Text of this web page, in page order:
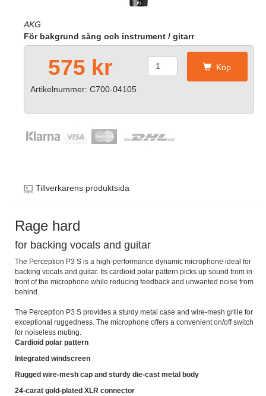
AKG
För bakgrund sång och instrument / gitarr
575 kr Köp
Artikelnummer: C700-04105
Tillverkarens produktsida
Rage hard
for backing vocals and guitar
The Perception P3 S is a high-performance dynamic microphone ideal for
backing vocals and guitar. Its cardioid polar pattern picks up sound from in
front of the microphone while reducing feedback and unwanted noise from
behind.
The Perception P3 S provides a sturdy metal case and wire-mesh grille for
exceptional ruggedness. The microphone offers a convenient on/off switch
for noiseless muting.
Cardioid polar pattern
Integrated windscreen
Rugged wire-mesh cap and sturdy die-cast metal body
24-carat gold-plated XLR connector